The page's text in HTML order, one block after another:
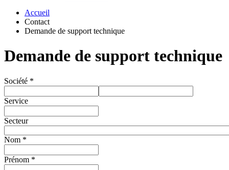
Accueil
Contact
Demande de support technique
Demande de support technique
Société *
Service
Secteur
Nom *
Prénom *